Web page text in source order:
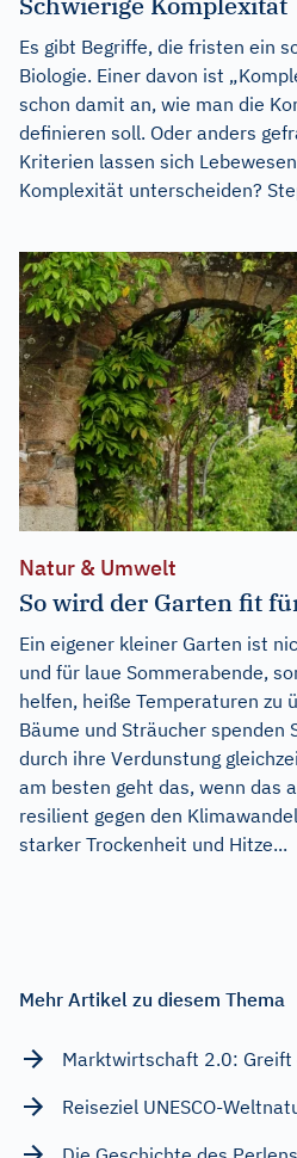
Es gibt Begriffe, die fristen ein
Biologie. Einer davon ist
schon damit an, wie man die
definieren soll. Oder anders
Kriterien lassen sich
Komplexität unterscheiden?
Natur & Umwelt
So wird der Garten fit
Ein eigener kleiner Garten ist
und für laue Sommerabende,
helfen, heiße Temperaturen zu
Bäume und Sträucher spenden
durch ihre Verdunstung
am besten geht das, wenn das
resilient gegen den
starker Trockenheit und Hitze...
Mehr Artikel zu diesem Thema
Marktwirtschaft 2.0: Greift
Reiseziel UNESCO-